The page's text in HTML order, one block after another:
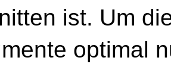
ist. Um
optimal